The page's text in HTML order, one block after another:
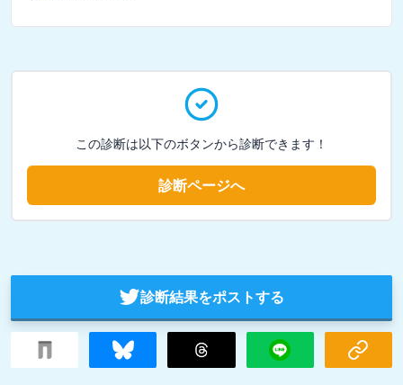
この診断は以下のボタンから診断できます！
診断ページへ
診断結果をポストする